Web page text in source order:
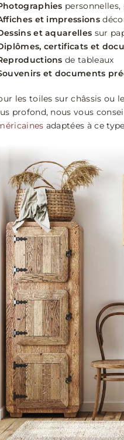
et impressions
et aquarelles sur
certificats et
de tableaux
et documents
les toiles sur châssis ou
profond, nous vous
adaptées à ce